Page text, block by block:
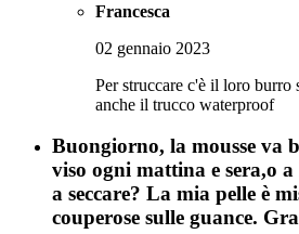
Francesca
02 gennaio 2023
Per struccare c'è il loro burro
anche il trucco waterproof
Buongiorno, la mousse va
viso ogni mattina e sera,o
a seccare? La mia pelle è
couperose sulle guance.